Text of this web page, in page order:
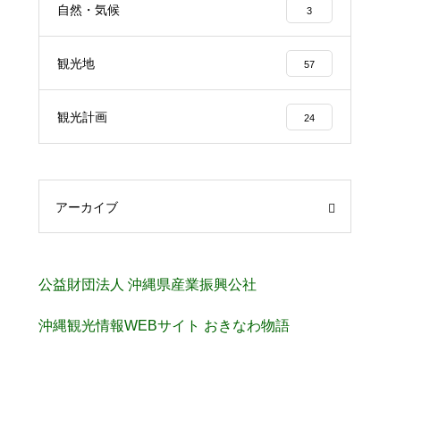
自然・気候 3
観光地 57
観光計画 24
アーカイブ
公益財団法人 沖縄県産業振興公社
沖縄観光情報WEBサイト おきなわ物語